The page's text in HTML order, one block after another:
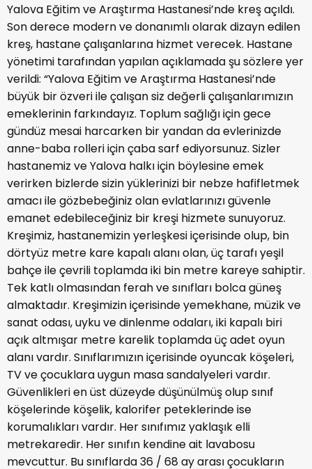
Yalova Eğitim ve Araştırma Hastanesi’nde kreş açıldı.
Son derece modern ve donanımlı olarak dizayn edilen
kreş, hastane çalışanlarına hizmet verecek. Hastane
yönetimi tarafından yapılan açıklamada şu sözlere yer
verildi: “Yalova Eğitim ve Araştırma Hastanesi’nde
büyük bir özveri ile çalışan siz değerli çalışanlarımızın
emeklerinin farkındayız. Toplum sağlığı için gece
gündüz mesai harcarken bir yandan da evlerinizde
anne-baba rolleri için çaba sarf ediyorsunuz. Sizler
hastanemiz ve Yalova halkı için böylesine emek
verirken bizlerde sizin yüklerinizi bir nebze hafifletmek
amacı ile gözbebeğiniz olan evlatlarınızı güvenle
emanet edebileceğiniz bir kreşi hizmete sunuyoruz.
Kreşimiz, hastanemizin yerleşkesi içerisinde olup, bin
dörtyüz metre kare kapalı alanı olan, üç tarafı yeşil
bahçe ile çevrili toplamda iki bin metre kareye sahiptir.
Tek katlı olmasından ferah ve sınıfları bolca güneş
almaktadır. Kreşimizin içerisinde yemekhane, müzik ve
sanat odası, uyku ve dinlenme odaları, iki kapalı biri
açık altmışar metre karelik toplamda üç adet oyun
alanı vardır. Sınıflarımızın içerisinde oyuncak köşeleri,
TV ve çocuklara uygun masa sandalyeleri vardır.
Güvenlikleri en üst düzeyde düşünülmüş olup sınıf
köşelerinde köşelik, kalorifer peteklerinde ise
korumalıkları vardır. Her sınıfımız yaklaşık elli
metrekaredir. Her sınıfın kendine ait lavabosu
mevcuttur. Bu sınıflarda 36 / 68 ay arası çocukların